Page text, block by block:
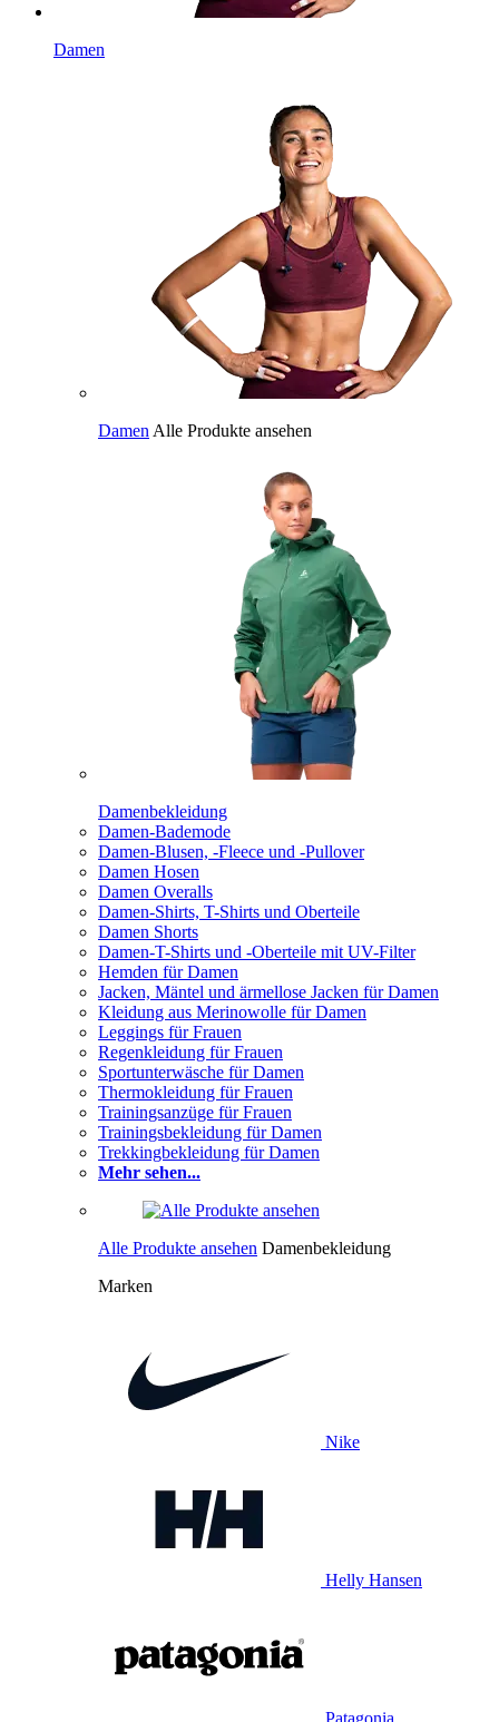
Damen
Damen Alle Produkte ansehen
Damenbekleidung
Damen-Bademode
Damen-Blusen, -Fleece und -Pullover
Damen Hosen
Damen Overalls
Damen-Shirts, T-Shirts und Oberteile
Damen Shorts
Damen-T-Shirts und -Oberteile mit UV-Filter
Hemden für Damen
Jacken, Mäntel und ärmellose Jacken für Damen
Kleidung aus Merinowolle für Damen
Leggings für Frauen
Regenkleidung für Frauen
Sportunterwäsche für Damen
Thermokleidung für Frauen
Trainingsanzüge für Frauen
Trainingsbekleidung für Damen
Trekkingbekleidung für Damen
Mehr sehen...
Alle Produkte ansehen Damenbekleidung
Marken
Nike
Helly Hansen
Patagonia